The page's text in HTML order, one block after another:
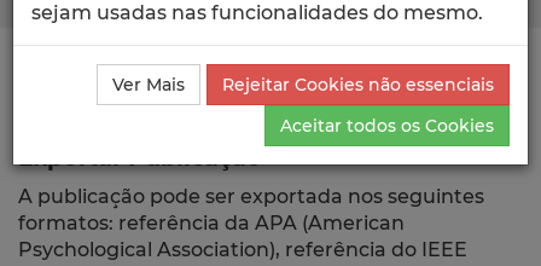
Ciência_Iscte Publicações
Descrição Detalhada da
Publicação
Exportar
A publicação pode ser exportada nos seguintes
formatos: referência da APA (American
Psychological Association), referência do IEEE
sejam usadas nas funcionalidades do mesmo.
Ver Mais
Rejeitar Cookies não essenciais
Aceitar todos os Cookies